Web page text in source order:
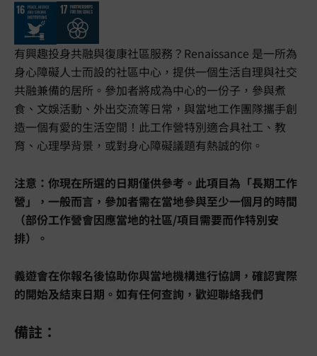
有興趣投身共融與復康社區服務？Renaissance 是一所為
身心障礙人士而設的社區中心，提供一個生活自理與社交
共融兼備的居所。參加者將成為中心的一份子，參與煮
食、文娛活動、外出交流等日常，與當地工作團隊攜手創
造一個有愛的生活空間！此工作營特別適合具社工、教
育、心理學背景，或對身心障礙議題有熱誠的你。
注意：你現在所選的日期僅供參考。此項目為「長期工作
營」，一般而言，參加者需在當地參與至少一個月的時間
（部份工作營會因應當地的社區/項目需要而作特別安
排）。
義遊會在你報名後協助你與當地機構進行協調，確認實際
的開始及結束日期。如有任何查詢，歡迎聯絡我們
備註：